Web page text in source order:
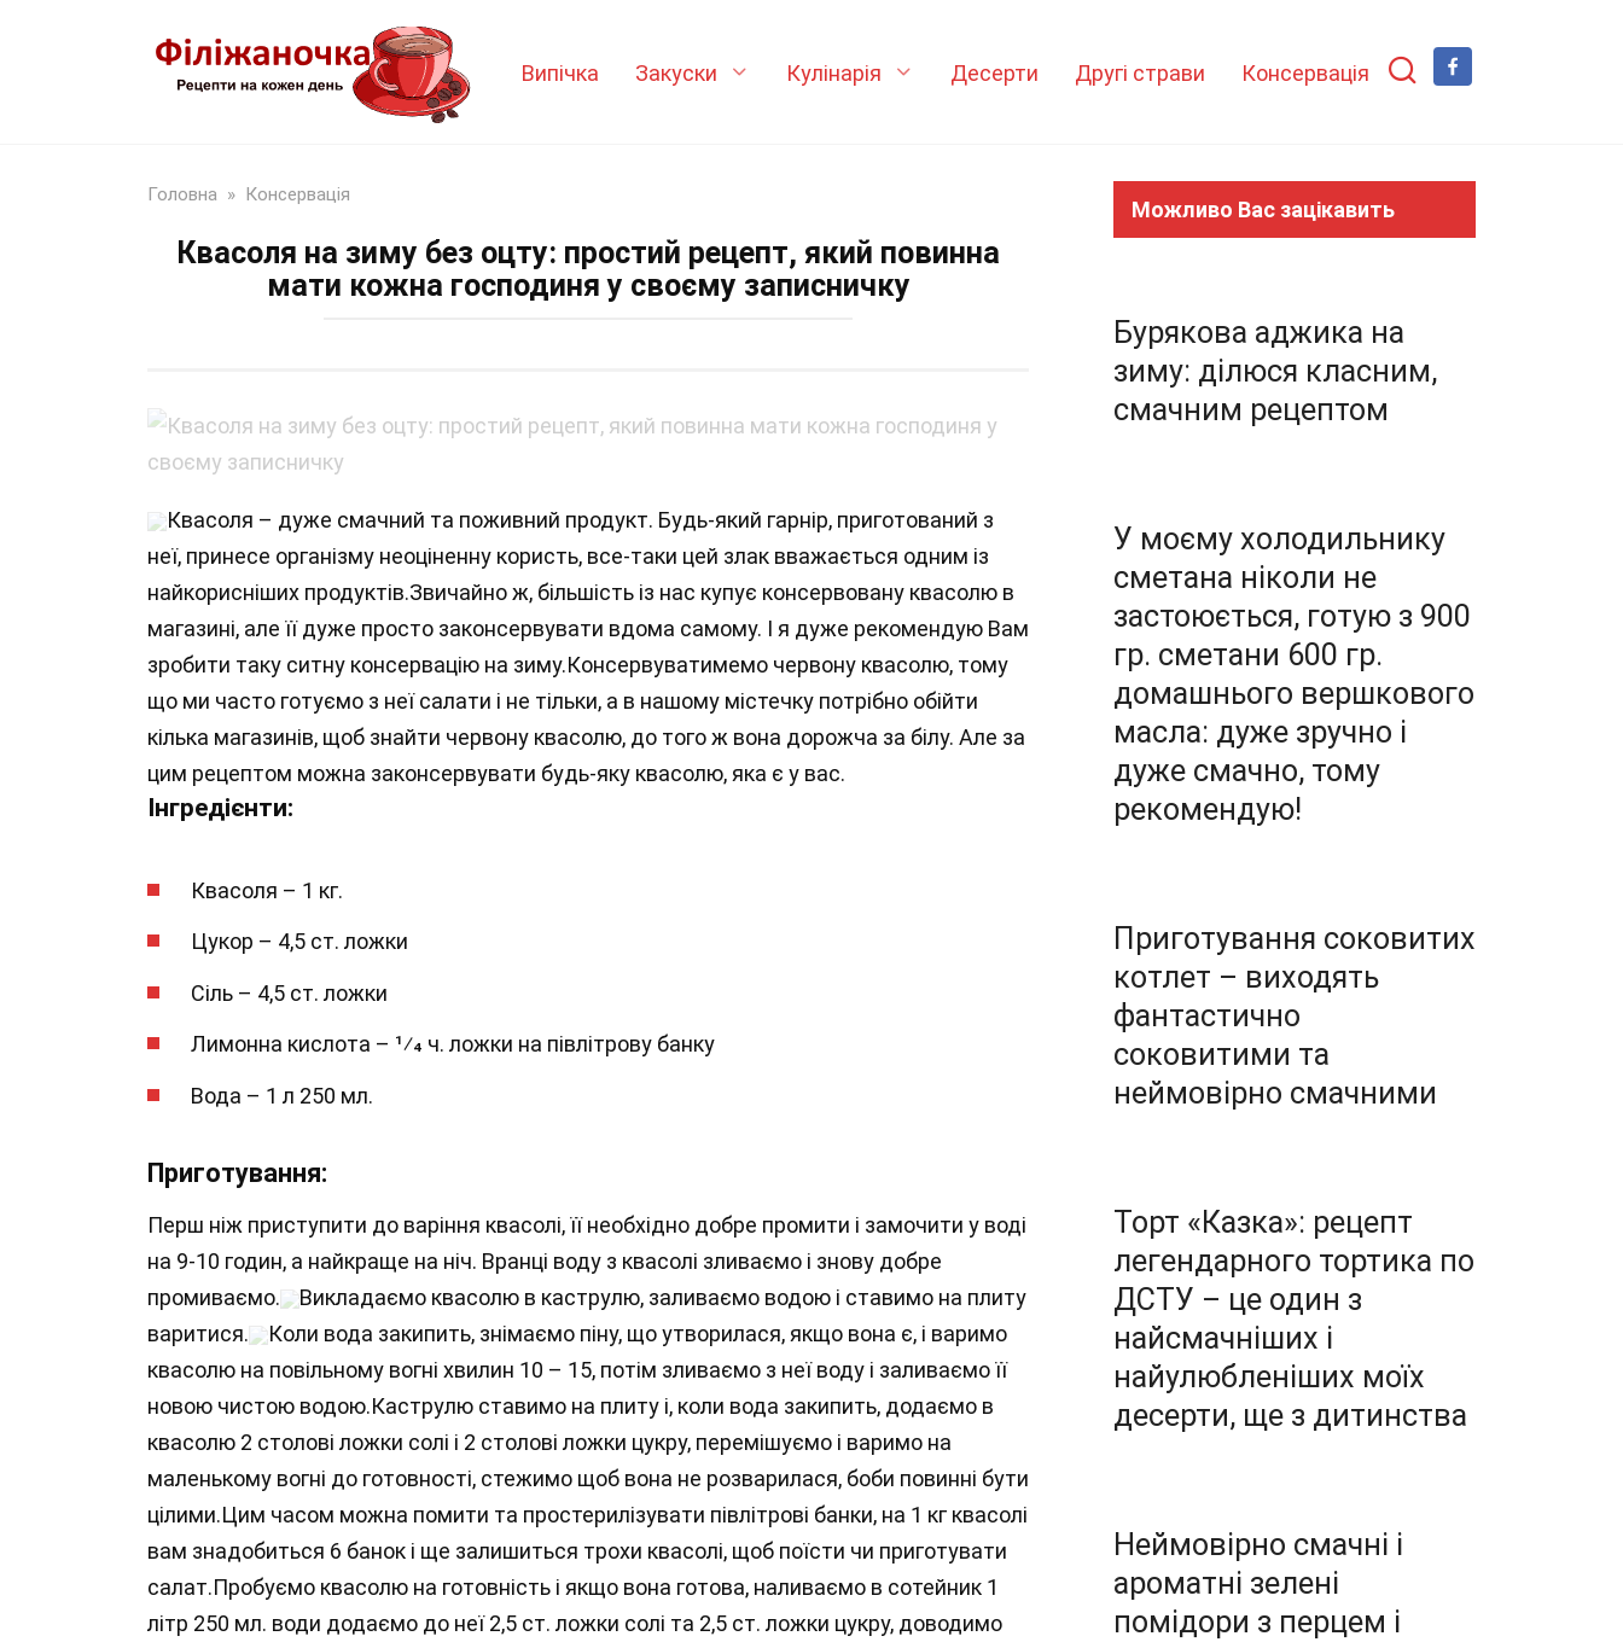
Випічка Закуски Кулінарія Десерти Другі страви Консервація
Головна » Консервація
Квасоля на зиму без оцту: простий рецепт, який повинна
мати кожна господиня у своєму записничку
Квасоля – дуже смачний та поживний продукт. Будь-який гарнір, приготований з
неї, принесе організму неоціненну користь, все-таки цей злак вважається одним із
найкорисніших продуктів.Звичайно ж, більшість із нас купує консервовану квасолю в
магазині, але її дуже просто законсервувати вдома самому. І я дуже рекомендую Вам
зробити таку ситну консервацію на зиму.Консервуватимемо червону квасолю, тому
що ми часто готуємо з неї салати і не тільки, а в нашому містечку потрібно обійти
кілька магазинів, щоб знайти червону квасолю, до того ж вона дорожча за білу. Але за
цим рецептом можна законсервувати будь-яку квасолю, яка є у вас.
Інгредієнти:
Квасоля – 1 кг.
Цукор – 4,5 ст. ложки
Сіль – 4,5 ст. ложки
Лимонна кислота – 1⁄4 ч. ложки на півлітрову банку
Вода – 1 л 250 мл.
Приготування:
Перш ніж приступити до варіння квасолі, її необхідно добре промити і замочити у воді
на 9-10 годин, а найкраще на ніч. Вранці воду з квасолі зливаємо і знову добре
промиваємо.
Викладаємо квасолю в каструлю, заливаємо водою і ставимо на плиту
варитися.
Коли вода закипить, знімаємо піну, що утворилася, якщо вона є, і варимо
квасолю на повільному вогні хвилин 10 – 15, потім зливаємо з неї воду і заливаємо її
новою чистою водою.Каструлю ставимо на плиту і, коли вода закипить, додаємо в
квасолю 2 столові ложки солі і 2 столові ложки цукру, перемішуємо і варимо на
маленькому вогні до готовності, стежимо щоб вона не розварилася, боби повинні бути
цілими.Цим часом можна помити та простерилізувати півлітрові банки, на 1 кг квасолі
вам знадобиться 6 банок і ще залишиться трохи квасолі, щоб поїсти чи приготувати
салат.Пробуємо квасолю на готовність і якщо вона готова, наливаємо в сотейник 1
літр 250 мл. води додаємо до неї 2,5 ст. ложки солі та 2,5 ст. ложки цукру, доводимо
Можливо Вас зацікавить
Бурякова аджика на
зиму: ділюся класним,
смачним рецептом
У моєму холодильнику
сметана ніколи не
застоюється, готую з 900
гр. сметани 600 гр.
домашнього вершкового
масла: дуже зручно і
дуже смачно, тому
рекомендую!
Приготування соковитих
котлет – виходять
фантастично
соковитими та
неймовірно смачними
Торт «Казка»: рецепт
легендарного тортика по
ДСТУ – це один з
найсмачніших і
найулюбленіших моїх
десерти, ще з дитинства
Неймовірно смачні і
ароматні зелені
помідори з перцем і